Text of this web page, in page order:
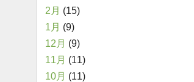
2月 (15)
1月 (9)
12月 (9)
11月 (11)
10月 (11)